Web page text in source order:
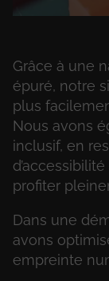
Grâce à une
épuré, notre
plus
Nous avons
inclusif, en
profiter
Dans une
avons
empreinte